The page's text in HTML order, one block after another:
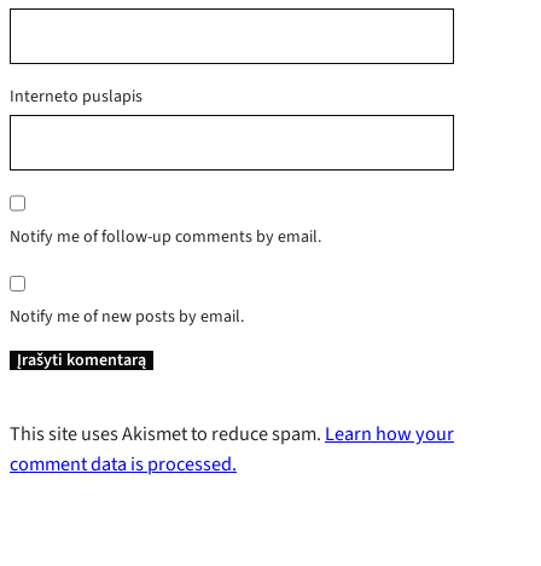
Interneto puslapis
Notify me of follow-up comments by email.
Notify me of new posts by email.
This site uses Akismet to reduce spam. Learn how your
comment data is processed.